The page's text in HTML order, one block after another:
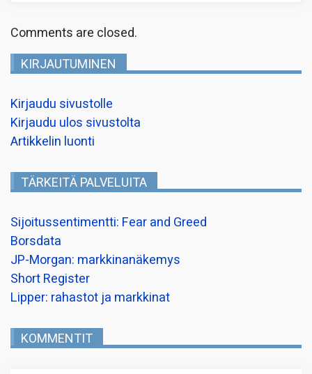
Comments are closed.
KIRJAUTUMINEN
Kirjaudu sivustolle
Kirjaudu ulos sivustolta
Artikkelin luonti
TÄRKEITÄ PALVELUITA
Sijoitussentimentti: Fear and Greed
Borsdata
JP-Morgan: markkinanäkemys
Short Register
Lipper: rahastot ja markkinat
KOMMENTIT